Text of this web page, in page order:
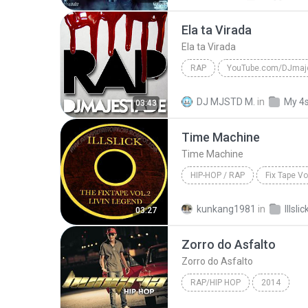
03:43
Ela ta Virada
Ela ta Virada
RAP
DJ MJSTD M. in My
03:27
Time Machine
Time Machine
HIP-HOP / RAP Fix Tape
kunkang1981 in
Zorro do Asfalto
Zorro do Asfalto
RAP/HIP HOP 2014